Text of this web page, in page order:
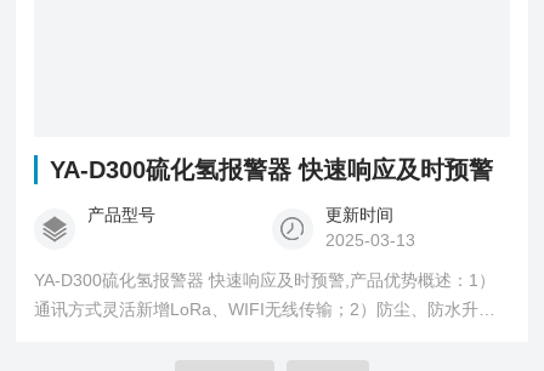
YA-D300硫化氢报警器 快速响应及时预警
产品型号
更新时间
2025-03-13
YA-D300硫化氢报警器 快速响应及时预警,产品优势概述：1）
通讯方式灵活新增LoRa、WIFI无线传输；2）防尘、防水升级